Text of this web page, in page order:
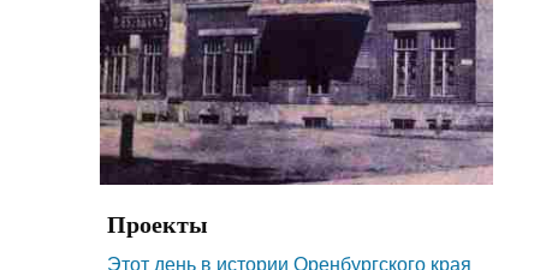
Проекты
Этот день в истории Оренбургского края